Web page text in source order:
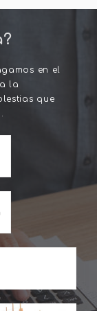
en el
la
que